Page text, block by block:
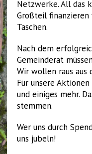
Netzwerke. All das
Großteil finanzieren
Taschen.
Nach dem
Gemeinderat
Wir wollen raus aus
Für unsere
und einiges mehr.
stemmen.
Wer uns durch
uns jubeln!